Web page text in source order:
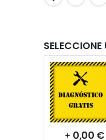
+ 0,00 €